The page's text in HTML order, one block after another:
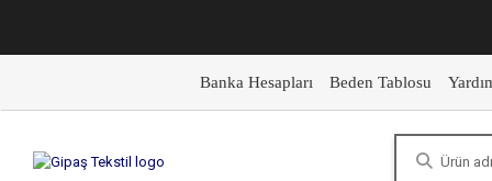
Banka Hesapları Beden Tablosu